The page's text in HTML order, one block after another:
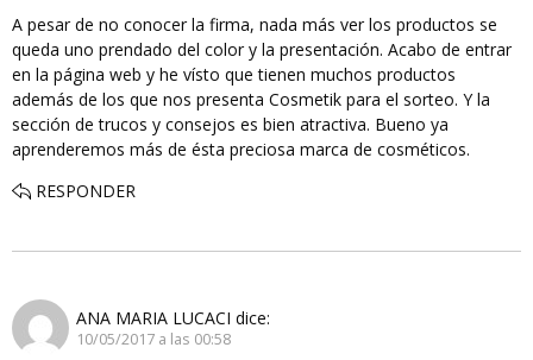
A pesar de no conocer la firma, nada más ver los productos se
queda uno prendado del color y la presentación. Acabo de entrar
en la página web y he vísto que tienen muchos productos
además de los que nos presenta Cosmetik para el sorteo. Y la
sección de trucos y consejos es bien atractiva. Bueno ya
aprenderemos más de ésta preciosa marca de cosméticos.
RESPONDER
ANA MARIA LUCACI dice:
10/05/2017 a las 00:58